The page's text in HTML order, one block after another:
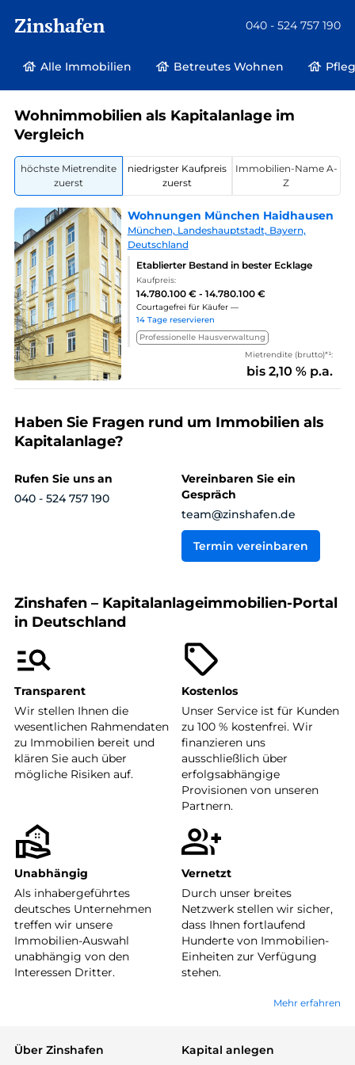
Zinshafen 040 - 524 757 190
Alle Immobilien Betreutes Wohnen
Wohnimmobilien als Kapitalanlage im
Vergleich
höchste Mietrendite
zuerst
niedrigster Kaufpreis
zuerst
Immobilien-Name A-
Z
Wohnungen München Haidhausen
München, Landeshauptstadt, Bayern,
Deutschland
Etablierter Bestand in bester Ecklage
Kaufpreis:
14.780.100 € - 14.780.100 €
Courtagefrei für Käufer —
14 Tage reservieren
Professionelle Hausverwaltung
Mietrendite (brutto)*¹:
bis 2,10 % p.a.
Haben Sie Fragen rund um Immobilien als
Kapitalanlage?
Rufen Sie uns an
040 - 524 757 190
Vereinbaren Sie ein
Gespräch
team@zinshafen.de
Termin vereinbaren
Zinshafen – Kapitalanlageimmobilien-Portal
in Deutschland
Transparent
Wir stellen Ihnen die
wesentlichen Rahmendaten
zu Immobilien bereit und
klären Sie auch über
mögliche Risiken auf.
Kostenlos
Unser Service ist für Kunden
zu 100 % kostenfrei. Wir
finanzieren uns
ausschließlich über
erfolgsabhängige
Provisionen von unseren
Partnern.
Unabhängig
Als inhabergeführtes
deutsches Unternehmen
treffen wir unsere
Immobilien-Auswahl
unabhängig von den
Interessen Dritter.
Vernetzt
Durch unser breites
Netzwerk stellen wir sicher,
dass Ihnen fortlaufend
Hunderte von Immobilien-
Einheiten zur Verfügung
stehen.
Mehr erfahren
Über Zinshafen
Kapital anlegen